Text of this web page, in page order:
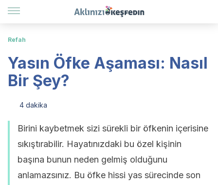
Refah
Yasın Öfke Aşaması: Nasıl
Bir Şey?
4 dakika
Birini kaybetmek sizi sürekli bir öfkenin içerisine
sıkıştırabilir. Hayatınızdaki bu özel kişinin
başına bunun neden gelmiş olduğunu
anlamazsınız. Bu öfke hissi yas sürecinde son